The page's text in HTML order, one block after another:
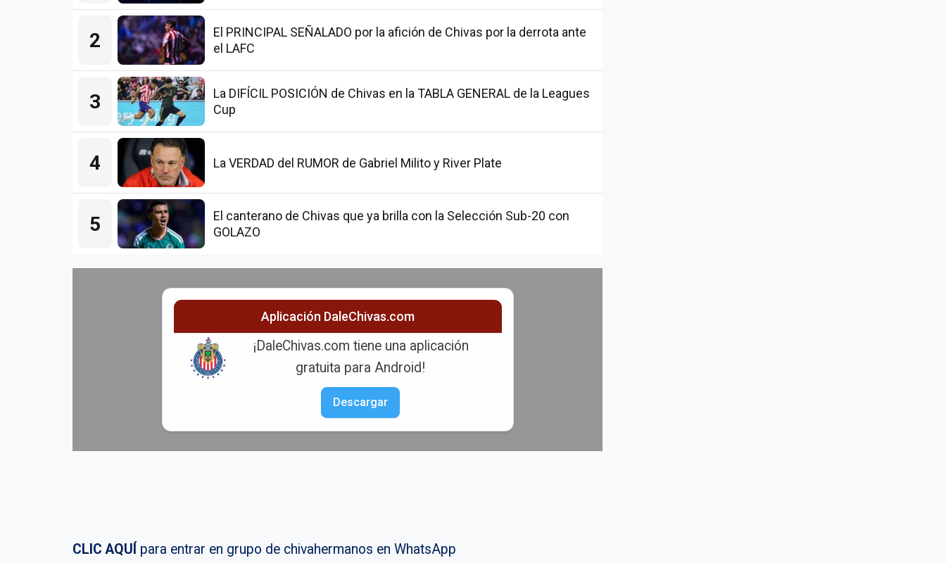
2
El PRINCIPAL SEÑALADO por la afición de Chivas por la derrota ante
el LAFC
3
La DIFÍCIL POSICIÓN de Chivas en la TABLA GENERAL de la Leagues
Cup
4 La VERDAD del RUMOR de Gabriel Milito y River Plate
5
El canterano de Chivas que ya brilla con la Selección Sub-20 con
GOLAZO
Aplicación DaleChivas.com
¡DaleChivas.com tiene una aplicación
gratuita para Android!
Descargar
CLIC AQUÍ para entrar en grupo de chivahermanos en WhatsApp